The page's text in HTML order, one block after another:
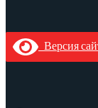
Версия